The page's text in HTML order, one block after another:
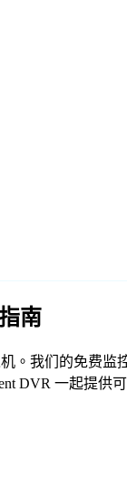
南
。我们的免费
DVR 一起提供